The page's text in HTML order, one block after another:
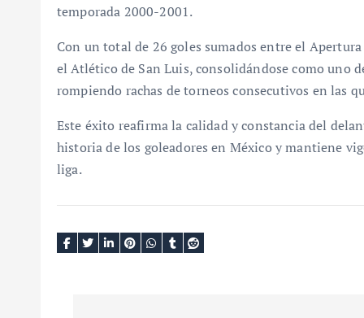
temporada 2000-2001.
Con un total de 26 goles sumados entre el
el Atlético de San Luis, consolidándose como uno
rompiendo rachas de torneos consecutivos en las
Este éxito reafirma la calidad y constancia del
historia de los goleadores en México y mantiene
liga.